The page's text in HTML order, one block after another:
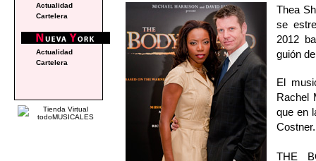
Thea
se
2012
guión
El
Rachel
que en
Costner.
THE
Actualidad
Cartelera
Actualidad
Cartelera